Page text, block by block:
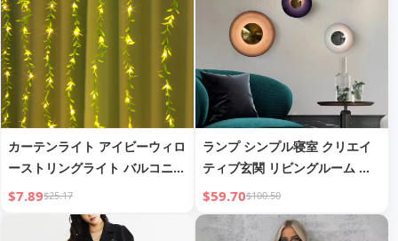
カーテンライト アイビーウィロ
ーストリングライト バルコニー
壁装飾ストリングライト
$7.89$25.17
ランプ シンプル寝室 クリエイ
ティブ玄関 リビングルーム コ
ーリドー背景壁 ベッドサイド装
飾ランプ
$59.70$100.50